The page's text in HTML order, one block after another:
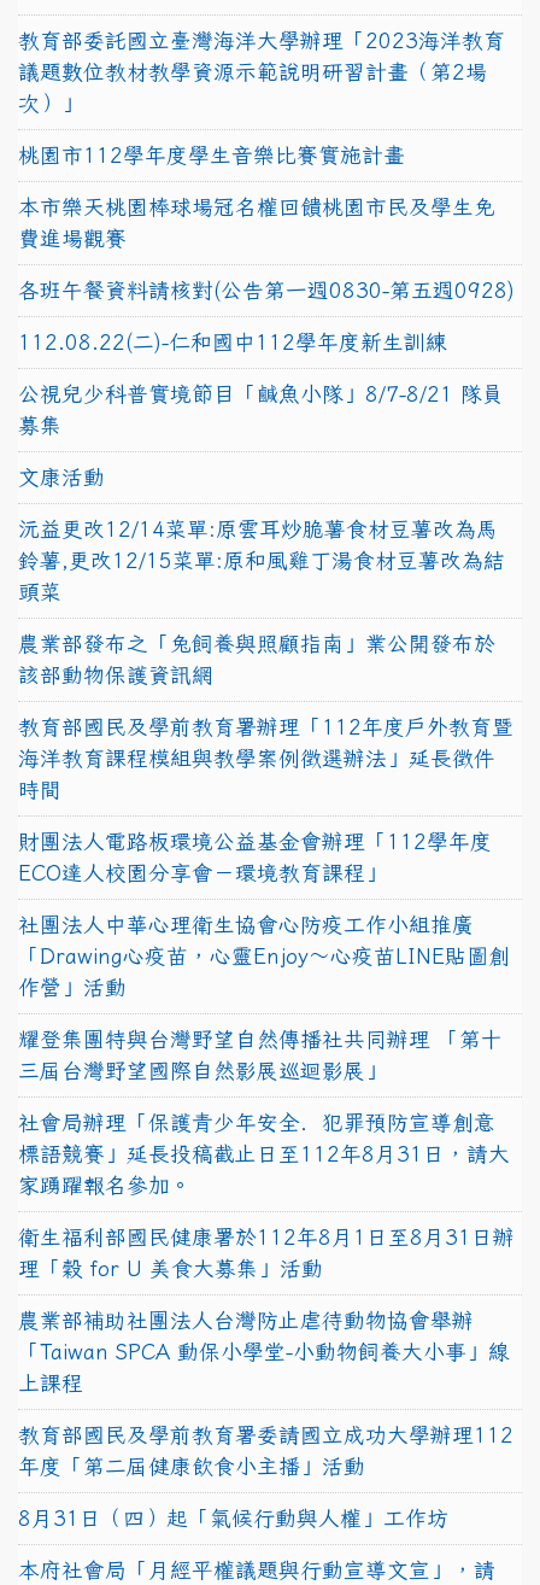
教育部委託國立臺灣海洋大學辦理「2023海洋教育
議題數位教材教學資源示範說明研習計畫（第2場
次）」
桃園市112學年度學生音樂比賽實施計畫
本市樂天桃園棒球場冠名權回饋桃園市民及學生免
費進場觀賽
各班午餐資料請核對(公告第一週0830-第五週0928)
112.08.22(二)-仁和國中112學年度新生訓練
公視兒少科普實境節目「鹹魚小隊」8/7-8/21 隊員
募集
文康活動
沅益更改12/14菜單:原雲耳炒脆薯食材豆薯改為馬
鈴薯,更改12/15菜單:原和風雞丁湯食材豆薯改為結
頭菜
農業部發布之「兔飼養與照顧指南」業公開發布於
該部動物保護資訊網
教育部國民及學前教育署辦理「112年度戶外教育暨
海洋教育課程模組與教學案例徵選辦法」延長徵件
時間
財團法人電路板環境公益基金會辦理「112學年度
ECO達人校園分享會－環境教育課程」
社團法人中華心理衛生協會心防疫工作小組推廣
「Drawing心疫苗，心靈Enjoy〜心疫苗LINE貼圖創
作營」活動
耀登集團特與台灣野望自然傳播社共同辦理 「第十
三屆台灣野望國際自然影展巡迴影展」
社會局辦理「保護青少年安全．犯罪預防宣導創意
標語競賽」延長投稿截止日至112年8月31日，請大
家踴躍報名參加。
衛生福利部國民健康署於112年8月1日至8月31日辦
理「穀 for U 美食大募集」活動
農業部補助社團法人台灣防止虐待動物協會舉辦
「Taiwan SPCA 動保小學堂-小動物飼養大小事」線
上課程
教育部國民及學前教育署委請國立成功大學辦理112
年度「第二屆健康飲食小主播」活動
8月31日（四）起「氣候行動與人權」工作坊
本府社會局「月經平權議題與行動宣導文宣」，請